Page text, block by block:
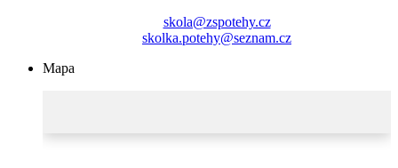
skola@zspotehy.cz
skolka.potehy@seznam.cz
Mapa